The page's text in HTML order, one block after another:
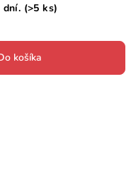
dní. (>5 ks)
košíka